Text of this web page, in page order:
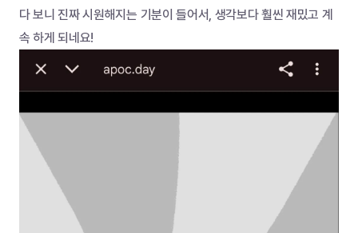
다 보니 진짜 시원해지는 기분이 들어서, 생각보다 훨씬 재밌고 계
속 하게 되네요!